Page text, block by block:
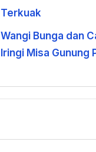
Terkuak
Wangi Bunga dan
Iringi Misa Gunung